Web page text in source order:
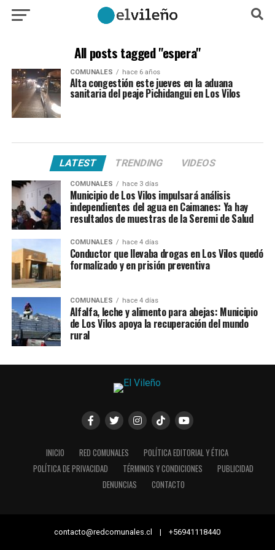
All posts tagged "espera"
COMUNALES hace 6 años
Alta congestión este jueves en la aduana
sanitaria del peaje Pichidangui en Los Vilos
LATEST TRENDING VIDEOS
COMUNALES hace 3 días
Municipio de Los Vilos impulsará análisis
independientes del agua en Caimanes: Ya hay
resultados de muestras de la Seremi de Salud
COMUNALES hace 4 días
Conductor que llevaba drogas en Los Vilos quedó
formalizado y en prisión preventiva
COMUNALES hace 4 días
Alfalfa, leche y alimento para abejas: Municipio
de Los Vilos apoya la recuperación del mundo
rural
INICIO RED COMUNALES
POLÍTICA EDITORIAL Y ÉTICA
POLÍTICA DE PRIVACIDAD
TÉRMINOS Y CONDICIONES
PUBLICIDAD
DENUNCIAS
CONTACTO
contacto@redcomunales.cl | +56941118440